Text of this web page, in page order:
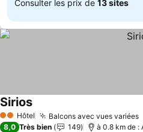
Consulter les prix de 13 sites
2 Étoiles
Hôtel Balcons avec vues variées
SiriosConsulter les prix
8,0 Très bien 149 à 0.8 km de :